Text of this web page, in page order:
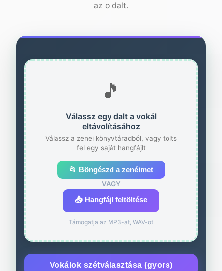
az oldalt.
🎵
Válassz egy dalt a vokál
eltávolításához
Válassz a zenei könyvtáradból, vagy tölts
fel egy saját hangfájlt
📂 Böngészd a zenéimet
VAGY
📤 Hangfájl feltöltése
Támogatja az MP3-at, WAV-ot
Vokálok szétválasztása (gyors)